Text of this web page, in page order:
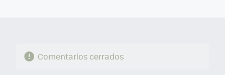
Comentarios cerrados